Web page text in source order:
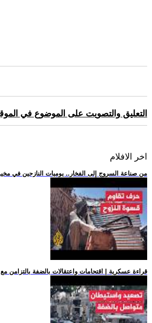
التعليق والتصويت على الموضوع في
اخر الافلام
.. من صناعة السروج إلى الفخار.. يوميات النازحين في
.. قراءة عسكرية | اقتحامات واعتقالات بالضفة بالتزامن